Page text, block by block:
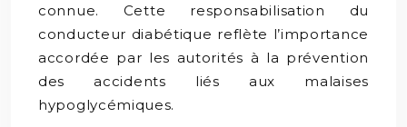
connue. Cette responsabilisation du
conducteur diabétique reflète l’importance
accordée par les autorités à la prévention
des accidents liés aux malaises
hypoglycémiques.